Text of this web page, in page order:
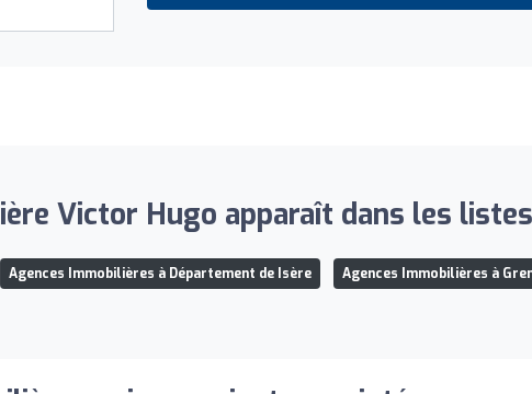
Victor Hugo apparaît dans les
Agences Immobilières à Département de Isère Agences Immobilières à